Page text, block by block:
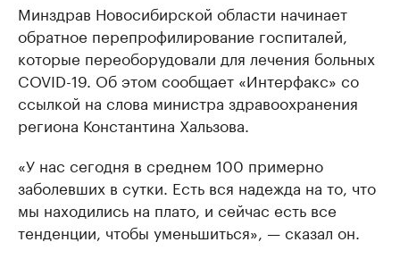
Минздрав Новосибирской области начинает
обратное перепрофилирование госпиталей,
которые переоборудовали для лечения больных
COVID-19. Об этом сообщает «Интерфакс» со
ссылкой на слова министра здравоохранения
региона Константина Хальзова.
«У нас сегодня в среднем 100 примерно
заболевших в сутки. Есть вся надежда на то, что
мы находились на плато, и сейчас есть все
тенденции, чтобы уменьшиться», — сказал он.